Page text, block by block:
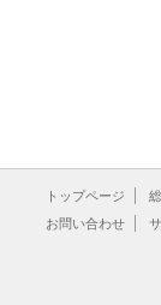
トップページ
お問い合わせ